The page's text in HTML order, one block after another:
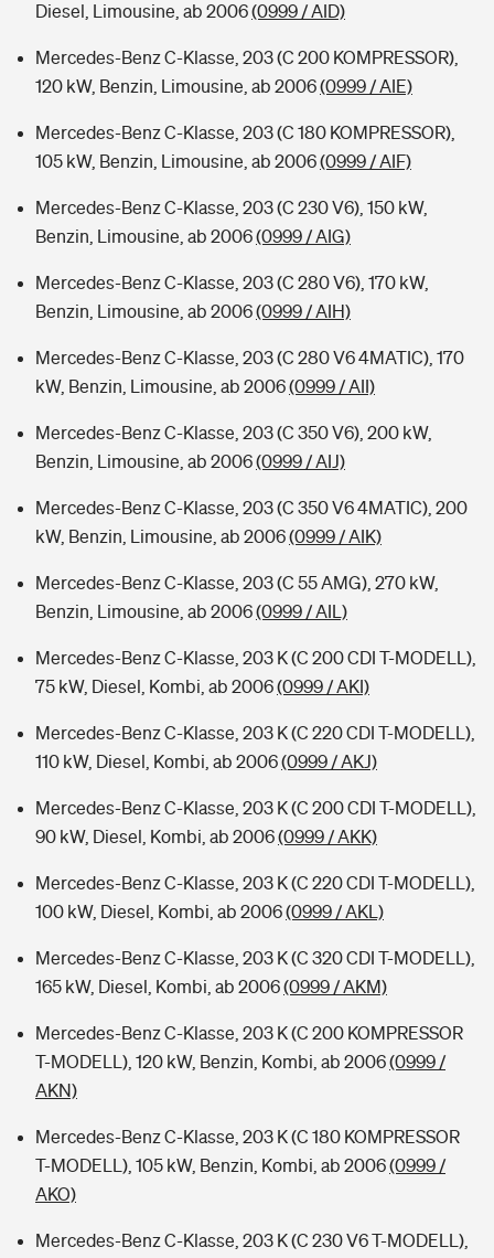
Diesel, Limousine, ab 2006(0999 / AID)
Mercedes-Benz C-Klasse, 203 (C 200 KOMPRESSOR),
120 kW, Benzin, Limousine, ab 2006(0999 / AIE)
Mercedes-Benz C-Klasse, 203 (C 180 KOMPRESSOR),
105 kW, Benzin, Limousine, ab 2006(0999 / AIF)
Mercedes-Benz C-Klasse, 203 (C 230 V6), 150 kW,
Benzin, Limousine, ab 2006(0999 / AIG)
Mercedes-Benz C-Klasse, 203 (C 280 V6), 170 kW,
Benzin, Limousine, ab 2006(0999 / AIH)
Mercedes-Benz C-Klasse, 203 (C 280 V6 4MATIC), 170
kW, Benzin, Limousine, ab 2006(0999 / AII)
Mercedes-Benz C-Klasse, 203 (C 350 V6), 200 kW,
Benzin, Limousine, ab 2006(0999 / AIJ)
Mercedes-Benz C-Klasse, 203 (C 350 V6 4MATIC), 200
kW, Benzin, Limousine, ab 2006(0999 / AIK)
Mercedes-Benz C-Klasse, 203 (C 55 AMG), 270 kW,
Benzin, Limousine, ab 2006(0999 / AIL)
Mercedes-Benz C-Klasse, 203 K (C 200 CDI T-MODELL),
75 kW, Diesel, Kombi, ab 2006(0999 / AKI)
Mercedes-Benz C-Klasse, 203 K (C 220 CDI T-MODELL),
110 kW, Diesel, Kombi, ab 2006(0999 / AKJ)
Mercedes-Benz C-Klasse, 203 K (C 200 CDI T-MODELL),
90 kW, Diesel, Kombi, ab 2006(0999 / AKK)
Mercedes-Benz C-Klasse, 203 K (C 220 CDI T-MODELL),
100 kW, Diesel, Kombi, ab 2006(0999 / AKL)
Mercedes-Benz C-Klasse, 203 K (C 320 CDI T-MODELL),
165 kW, Diesel, Kombi, ab 2006(0999 / AKM)
Mercedes-Benz C-Klasse, 203 K (C 200 KOMPRESSOR
T-MODELL), 120 kW, Benzin, Kombi, ab 2006(0999 /
AKN)
Mercedes-Benz C-Klasse, 203 K (C 180 KOMPRESSOR
T-MODELL), 105 kW, Benzin, Kombi, ab 2006(0999 /
AKO)
Mercedes-Benz C-Klasse, 203 K (C 230 V6 T-MODELL),